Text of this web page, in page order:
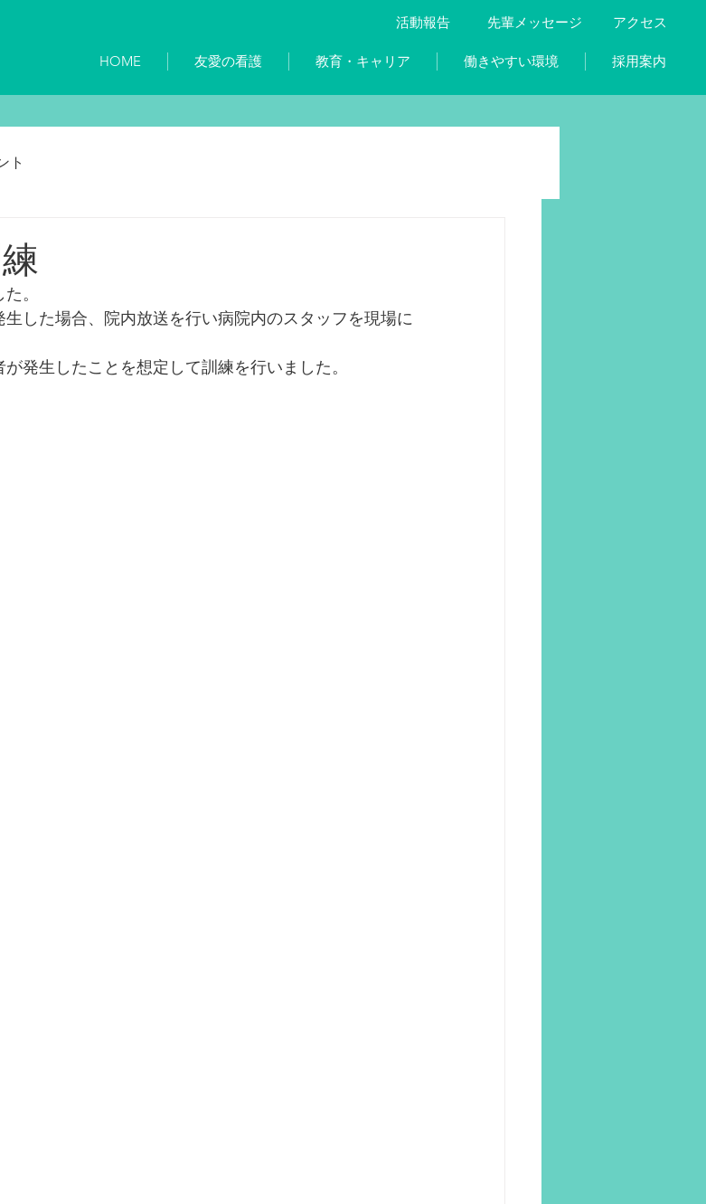
アクセス
先輩メッセージ
HOME 友愛の看護 教育・キャリア 働きやすい環境 採用案内
活動報告
ト
。
した場合、院内放送を行い病院内のスタッフを現場に
発生したことを想定して訓練を行いました。